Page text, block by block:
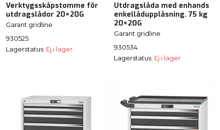
Verktygsskåpstomme för
utdragslådor 20×20G
Garant gridline
930525
Lagerstatus: Ej i lager
Utdragslåda med enhands
enkellådupplåsning. 75 kg
20×20G
Garant gridline
930534
Lagerstatus: Ej i lager